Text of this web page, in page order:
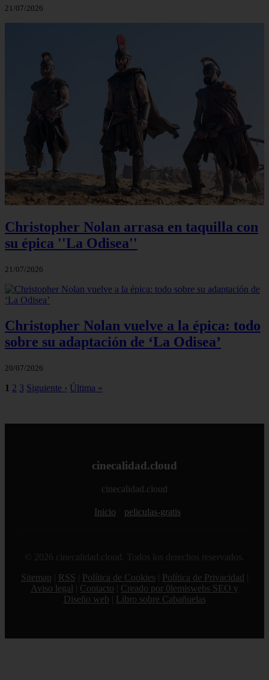
21/07/2026
Christopher Nolan arrasa en taquilla con
su épica ''La Odisea''
21/07/2026
Christopher Nolan vuelve a la épica: todo
sobre su adaptación de ‘La Odisea’
20/07/2026
1 2 3 Siguiente › Última »
cinecalidad.cloud
cinecalidad.cloud
Inicio peliculas-gratis
© 2026 cinecalidad.cloud. Todos los derechos reservados.
Sitemap
RSS Política de Cookies Política de Privacidad
Aviso legal
Contacto
Creado por 0lemiswebs SEO y
Diseño web
Libro sobre Cabañuelas